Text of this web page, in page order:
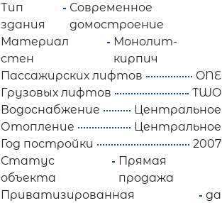
Тип
здания
Современное
домостроение
Материал
стен
Монолит-
кирпич
Пассажирских лифтов
ONE
Грузовых лифтов
TWO
Водоснабжение
Центральное
Отопление
Центральное
Год постройки
2007
Статус
объекта
Прямая
продажа
Приватизированная
да